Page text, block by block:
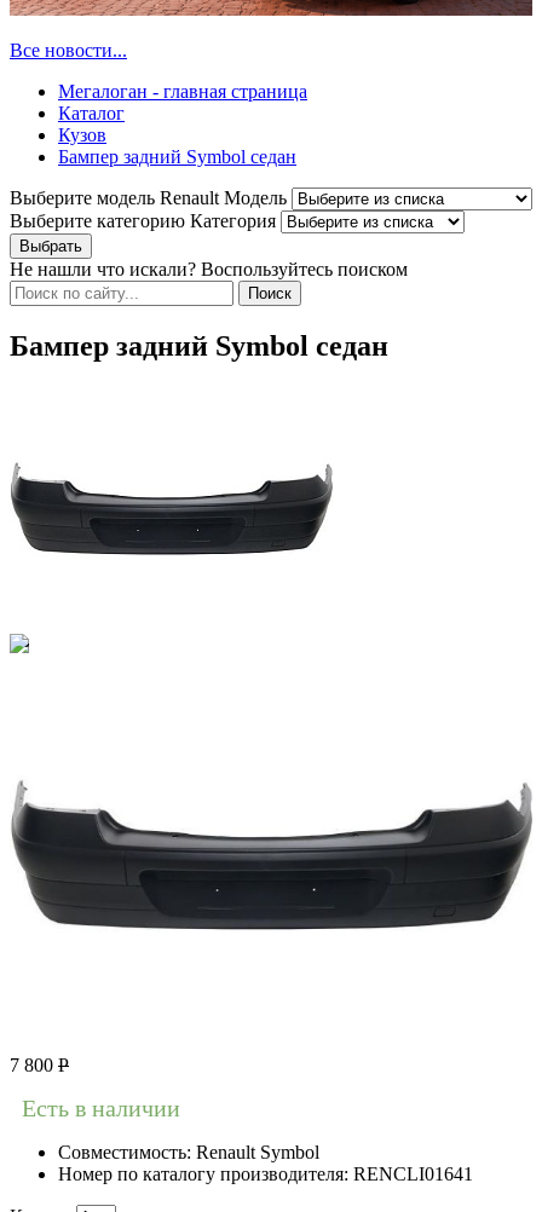
Все новости...
Мегалоган - главная страница
Каталог
Кузов
Бампер задний Symbol седан
Выберите модель Renault Модель
Выберите категорию Категория
Не нашли что искали? Воспользуйтесь поиском
Бампер задний Symbol седан
7 800 Р
Есть в наличии
Совместимость: Renault Symbol
Номер по каталогу производителя: RENCLI01641